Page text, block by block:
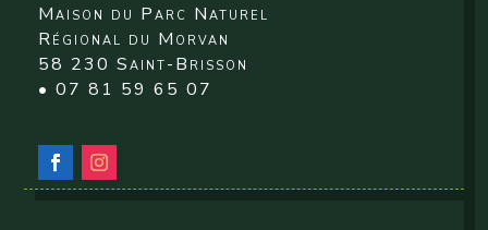
Maison du Parc Naturel
Régional du Morvan
58 230 Saint-Brisson
• 07 81 59 65 07